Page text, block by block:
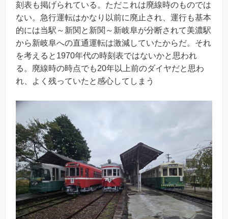
刻表も掲げられている。ただこれは廃線時のものでは
ない。急行運転はかなり以前に廃止され、運行も基本
的には当駅～新関と新関～新岐阜が分断されて美濃駅
から新岐阜への直通運転は激減していたからだ。それ
を考えると1970年代の時刻表ではないかと思われ
る。廃線時の時点でも20年以上前のダイヤだと思わ
れ、よく残っていたと感心してしまう